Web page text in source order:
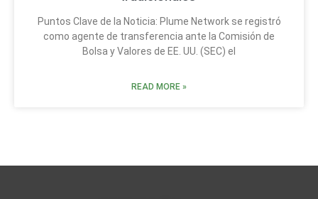
Puntos Clave de la Noticia: Plume Network se registró
como agente de transferencia ante la Comisión de
Bolsa y Valores de EE. UU. (SEC) el
READ MORE »